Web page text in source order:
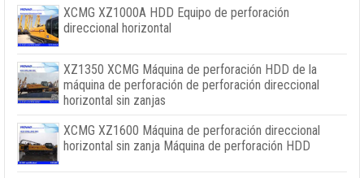
XCMG XZ1000A HDD Equipo de perforación
direccional horizontal
XZ1350 XCMG Máquina de perforación HDD de la
máquina de perforación de perforación direccional
horizontal sin zanjas
XCMG XZ1600 Máquina de perforación direccional
horizontal sin zanja Máquina de perforación HDD